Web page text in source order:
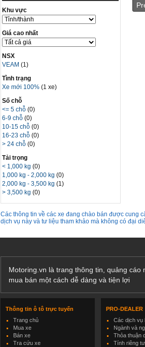
Khu vực
Giá cao nhất
NSX
VEAM(1)
Tình trạng
Xe mới 100% (1 xe)
Số chỗ
<= 5 chỗ(0)
6-9 chỗ(0)
10-15 chỗ(0)
16-23 chỗ(0)
> 24 chỗ(0)
Tải trọng
< 1,000 kg(0)
1,000 kg - 2,000 kg(0)
2,000 kg - 3,500 kg(1)
> 3,500 kg(0)
Các thông tin về các xe đang chào bán được cung
dịch vụ này và tư liệu tham khảo mà không có đại
Motoring.vn là trang thông tin, quảng
mua bán một cách dễ dàng và tiện lợi
Thông tin ô tô trực tuyến
Trang chủ
Mua xe
Bán xe
Tra cứu xe
PRO-DEALER
Các dịch vụ
Ngành và
Thỏa thuận
Tính riêng